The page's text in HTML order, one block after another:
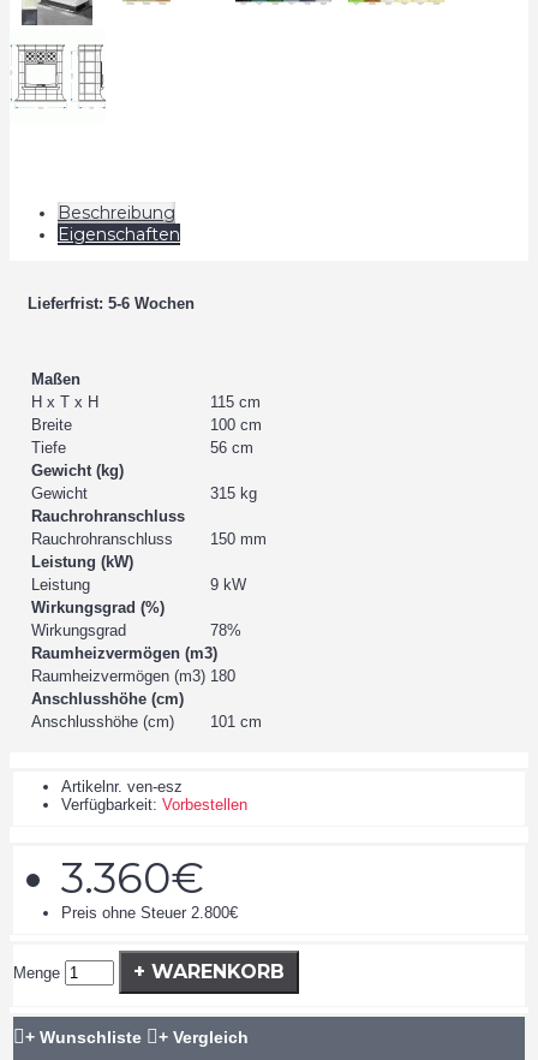
Beschreibung
Eigenschaften
Lieferfrist: 5-6 Wochen
Maßen
H x T x H
115 cm
Breite
100 cm
Tiefe
56 cm
Gewicht (kg)
Gewicht
315 kg
Rauchrohranschluss
Rauchrohranschluss
150 mm
Leistung (kW)
Leistung
9 kW
Wirkungsgrad (%)
Wirkungsgrad
78%
Raumheizvermögen (m3)
Raumheizvermögen (m3) 180
Anschlusshöhe (cm)
Anschlusshöhe (cm)
101 cm
Artikelnr. ven-esz
Verfügbarkeit: Vorbestellen
3.360€
Preis ohne Steuer 2.800€
Menge + WARENKORB
+ Wunschliste + Vergleich